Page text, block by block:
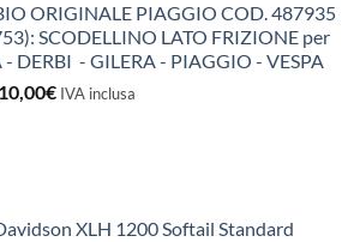
ORIGINALE PIAGGIO COD. 487935
SCODELLINO LATO FRIZIONE per
DERBI - GILERA - PIAGGIO - VESPA
Il
10,00€IlIVA inclusa
XLH 1200 Softail Standard